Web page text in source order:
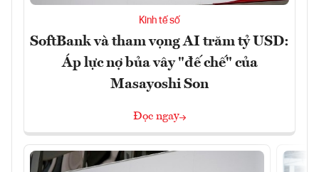
Kinh tế số
SoftBank và tham vọng AI trăm tỷ USD:
Áp lực nợ bủa vây "đế chế" của
Masayoshi Son
Đọc ngay